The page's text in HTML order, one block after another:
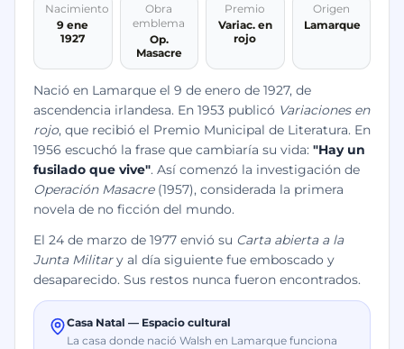
Nacimiento
9 ene
1927
Obra
emblema
Op.
Masacre
Premio
Variac. en
rojo
Origen
Lamarque
Nació en Lamarque el 9 de enero de 1927, de
ascendencia irlandesa. En 1953 publicó Variaciones en
rojo, que recibió el Premio Municipal de Literatura. En
1956 escuchó la frase que cambiaría su vida: "Hay un
fusilado que vive". Así comenzó la investigación de
Operación Masacre(1957), considerada la primera
novela de no ficción del mundo.
El 24 de marzo de 1977 envió su Carta abierta a la
Junta Military al día siguiente fue emboscado y
desaparecido. Sus restos nunca fueron encontrados.
Casa Natal — Espacio cultural
La casa donde nació Walsh en Lamarque funciona